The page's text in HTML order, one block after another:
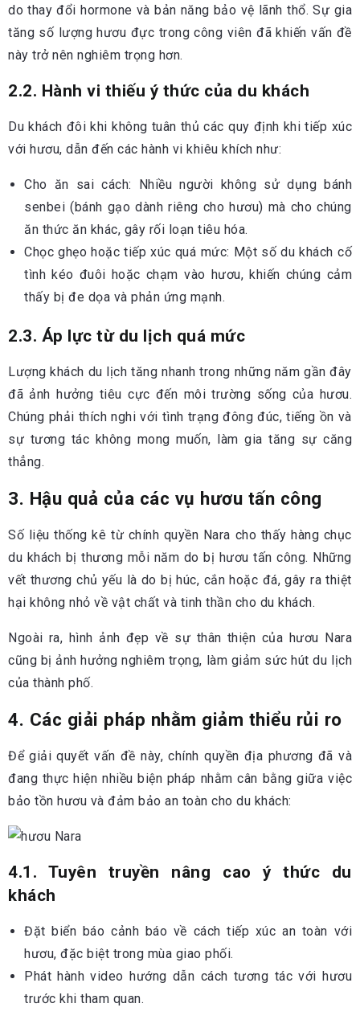
do thay đổi hormone và bản năng bảo vệ lãnh thổ. Sự gia
tăng số lượng hươu đực trong công viên đã khiến vấn đề
này trở nên nghiêm trọng hơn.
2.2. Hành vi thiếu ý thức của du khách
Du khách đôi khi không tuân thủ các quy định khi tiếp xúc
với hươu, dẫn đến các hành vi khiêu khích như:
Cho ăn sai cách: Nhiều người không sử dụng bánh
senbei (bánh gạo dành riêng cho hươu) mà cho chúng
ăn thức ăn khác, gây rối loạn tiêu hóa.
Chọc ghẹo hoặc tiếp xúc quá mức: Một số du khách cố
tình kéo đuôi hoặc chạm vào hươu, khiến chúng cảm
thấy bị đe dọa và phản ứng mạnh.
2.3. Áp lực từ du lịch quá mức
Lượng khách du lịch tăng nhanh trong những năm gần đây
đã ảnh hưởng tiêu cực đến môi trường sống của hươu.
Chúng phải thích nghi với tình trạng đông đúc, tiếng ồn và
sự tương tác không mong muốn, làm gia tăng sự căng
thẳng.
3. Hậu quả của các vụ hươu tấn công
Số liệu thống kê từ chính quyền Nara cho thấy hàng chục
du khách bị thương mỗi năm do bị hươu tấn công. Những
vết thương chủ yếu là do bị húc, cắn hoặc đá, gây ra thiệt
hại không nhỏ về vật chất và tinh thần cho du khách.
Ngoài ra, hình ảnh đẹp về sự thân thiện của hươu Nara
cũng bị ảnh hưởng nghiêm trọng, làm giảm sức hút du lịch
của thành phố.
4. Các giải pháp nhằm giảm thiểu rủi ro
Để giải quyết vấn đề này, chính quyền địa phương đã và
đang thực hiện nhiều biện pháp nhằm cân bằng giữa việc
bảo tồn hươu và đảm bảo an toàn cho du khách:
4.1. Tuyên truyền nâng cao ý thức du
khách
Đặt biển báo cảnh báo về cách tiếp xúc an toàn với
hươu, đặc biệt trong mùa giao phối.
Phát hành video hướng dẫn cách tương tác với hươu
trước khi tham quan.